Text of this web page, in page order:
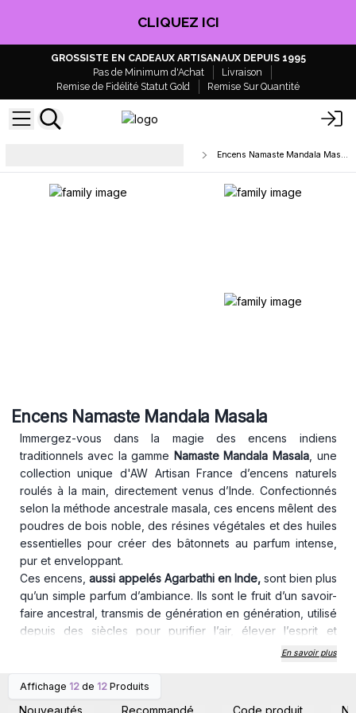
CLIQUEZ ICI
GROSSISTE EN CADEAUX ARTISANAUX DEPUIS 1995
Pas de Minimum d'Achat
Livraison
Remise de Fidélité Statut Gold
Remise Sur Quantité
Encens Namaste Mandala Masala
Encens Namaste Mandala Masala
Immergez-vous dans la magie des encens indiens
traditionnels avec la gamme Namaste Mandala Masala, une
collection unique d'AW Artisan France d’encens naturels
roulés à la main, directement venus d’Inde. Confectionnés
selon la méthode ancestrale masala, ces encens mêlent des
poudres de bois noble, des résines végétales et des huiles
essentielles pour créer des bâtonnets au parfum intense,
pur et enveloppant.
Ces encens, aussi appelés Agarbathi en Inde,sont bien plus
qu’un simple parfum d’ambiance. Ils sont le fruit d’un savoir-
faire ancestral, transmis de génération en génération, utilisé
depuis des siècles pour purifier l’air, élever l’esprit et
apaiser le mental souvent encombré. Que ce soit pour la
pour créer une atmosphère réconfortante, chaque bâtonnet
En savoir plus
Affichage 12 de 12 Produits
Nouveautés Recommandé Code produit
Connectez-vous ou
inscrivez-vous pour
inscrivez-vous pour